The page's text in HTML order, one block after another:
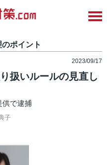
ポイント
2023/09/17
扱いルールの見直し
供で逮捕
子